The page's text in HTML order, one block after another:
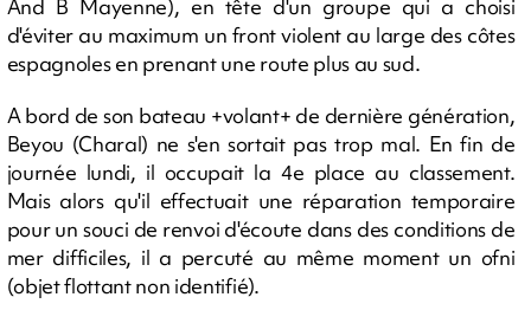
And B Mayenne), en tête d'un groupe qui a choisi
d'éviter au maximum un front violent au large des côtes
espagnoles en prenant une route plus au sud.
A bord de son bateau +volant+ de dernière génération,
Beyou (Charal) ne s'en sortait pas trop mal. En fin de
journée lundi, il occupait la 4e place au classement.
Mais alors qu'il effectuait une réparation temporaire
pour un souci de renvoi d'écoute dans des conditions de
mer difficiles, il a percuté au même moment un ofni
(objet flottant non identifié).